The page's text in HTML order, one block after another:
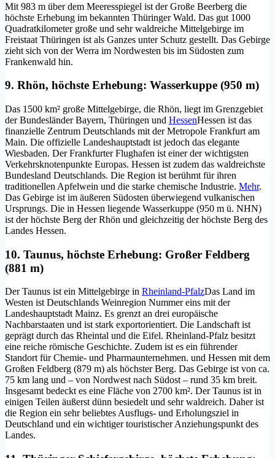
Mit 983 m über dem Meeresspiegel ist der Große Beerberg die
höchste Erhebung im bekannten Thüringer Wald. Das gut 1000
Quadratkilometer große und sehr waldreiche Mittelgebirge im
Freistaat Thüringen ist als Ganzes unter Schutz gestellt. Das Gebirge
zieht sich von der Werra im Nordwesten bis im Südosten zum
Frankenwald hin.
9. Rhön, höchste Erhebung: Wasserkuppe (950 m)
Das 1500 km² große Mittelgebirge, die Rhön, liegt im Grenzgebiet
der Bundesländer Bayern, Thüringen und HessenHessen ist das
finanzielle Zentrum Deutschlands mit der Metropole Frankfurt am
Main. Die offizielle Landeshauptstadt ist jedoch das elegante
Wiesbaden. Der Frankfurter Flughafen ist einer der wichtigsten
Verkehrsknotenpunkte Europas. Hessen ist zudem das waldreichste
Bundesland Deutschlands. Die Region ist berühmt für ihren
traditionellen Apfelwein und die starke chemische Industrie. Mehr.
Das Gebirge ist im äußeren Südosten überwiegend vulkanischen
Ursprungs. Die in Hessen liegende Wasserkuppe (950 m ü. NHN)
ist der höchste Berg der Rhön und gleichzeitig der höchste Berg des
Landes Hessen.
10. Taunus, höchste Erhebung: Großer Feldberg
(881 m)
Der Taunus ist ein Mittelgebirge in Rheinland-PfalzDas Land im
Westen ist Deutschlands Weinregion Nummer eins mit der
Landeshauptstadt Mainz. Es grenzt an drei europäische
Nachbarstaaten und ist stark exportorientiert. Die Landschaft ist
geprägt durch das Rheintal und die Eifel. Rheinland-Pfalz besitzt
eine reiche römische Geschichte. Zudem ist es ein führender
Standort für Chemie- und Pharmaunternehmen. und Hessen mit dem
Großen Feldberg (879 m) als höchster Berg. Das Gebirge ist von ca.
75 km lang und – von Nordwest nach Südost – rund 35 km breit.
Insgesamt bedeckt es eine Fläche von 2700 km². Der Taunus ist in
einigen Teilen äußerst dünn besiedelt und sehr waldreich. Daher ist
die Region ein sehr beliebtes Ausflugs- und Erholungsziel in
Deutschland und ein wichtiger touristischer Anziehungspunkt des
Landes.